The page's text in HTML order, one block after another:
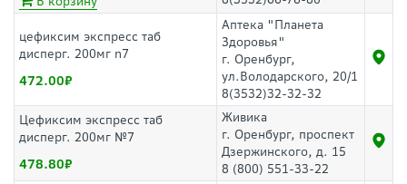
цефиксим экспресс таб
дисперг. 200мг n7
472.00
Аптека "Планета
Здоровья"
г. Оренбург,
ул.Володарского, 20/1
8(3532)32-32-32
Цефиксим экспресс таб
дисперг. 200мг №7
478.80
Живика
г. Оренбург, проспект
Дзержинского, д. 15
8 (800) 551-33-22